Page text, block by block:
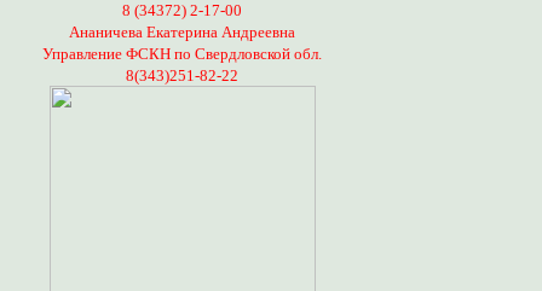
8 (34372) 2-17-00
Ананичева Екатерина Андреевна
Управление ФСКН по Свердловской обл.
8(343)251-82-22